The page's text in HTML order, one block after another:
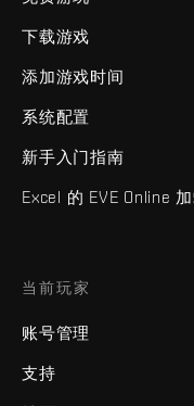
下载游戏
添加游戏时间
系统配置
新手入门指南
Excel 的 EVE Online
当前玩家
账号管理
支持